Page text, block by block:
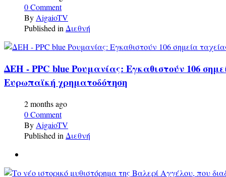
0 Comment
By AigaioTV
Published in Διεθνή
ΔΕΗ - PPC blue Ρουμανίας: Εγκαθιστούν 106
Ευρωπαϊκή χρηματοδότηση
2 months ago
0 Comment
By AigaioTV
Published in Διεθνή